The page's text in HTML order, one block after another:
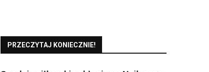
PRZECZYTAJ KONIECZNIE!